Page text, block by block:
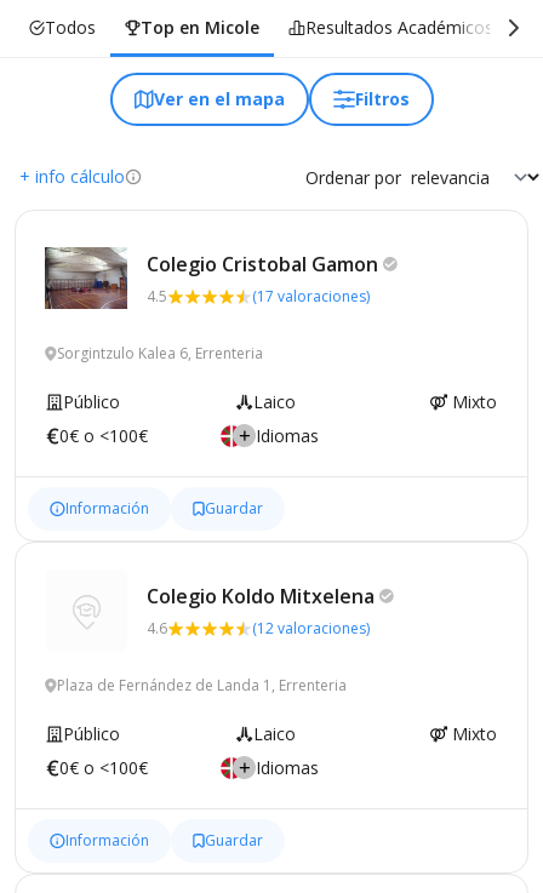
Todos Top en Micole Resultados Académicos
Ver en el mapa Filtros
+ info cálculo Ordenar por
Colegio Cristobal Gamon
4.5 (17 valoraciones)
Sorgintzulo Kalea 6, Errenteria
Público Laico
Mixto
0€ o <100€
Idiomas
Información Guardar
Colegio Koldo Mitxelena
4.6 (12 valoraciones)
Plaza de Fernández de Landa 1, Errenteria
Público Laico
Mixto
0€ o <100€
Idiomas
Información Guardar